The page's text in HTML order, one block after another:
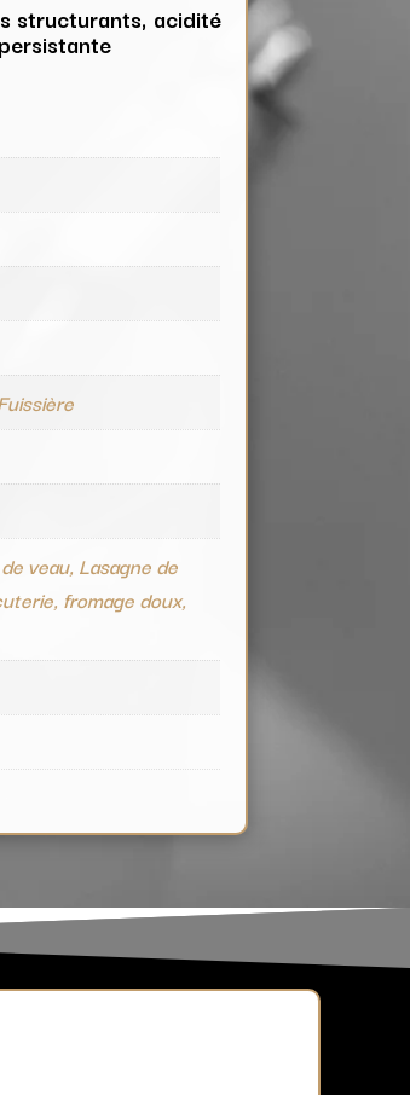
structurants, acidité
veau, Lasagne de
fromage doux,